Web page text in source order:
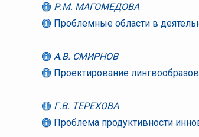
Р.М. МАГОМЕДОВА
Проблемные области в
А.В. СМИРНОВ
Проектирование
Г.В. ТЕРЕХОВА
Проблема продуктивности